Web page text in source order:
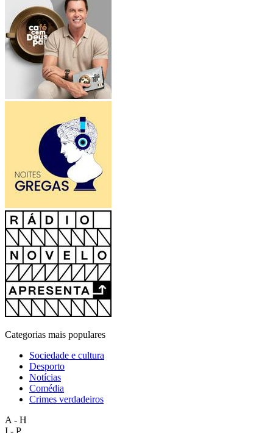
Categorias mais populares
Sociedade e cultura
Desporto
Notícias
Comédia
Crimes verdadeiros
A - H
I - P